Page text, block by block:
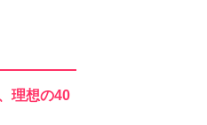
理想の40